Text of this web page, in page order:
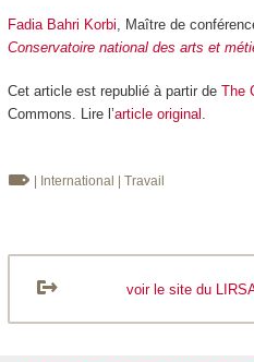
Fadia Bahri Korbi , Maître de
Conservatoire national des arts et
Cet article est republié à partir de The
Commons. Lire l’article original .
| International | Travail
voir le site du